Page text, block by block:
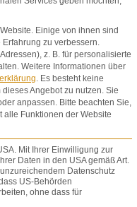
Einige von ihnen sind
zu verbessern.
z. B. für personalisierte
Weitere Informationen über
. Es besteht keine
Angebot zu nutzen. Sie
anpassen. Bitte beachten Sie,
Funktionen der Website
Mit Ihrer Einwilligung zur
Daten in den USA gemäß Art.
Datenschutz
US-Behörden
ohne dass für